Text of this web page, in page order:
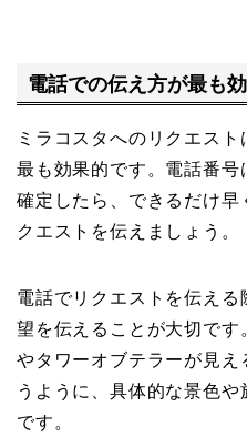
電話での伝え方が最も
ミラコスタへのリクエス
最も効果的です。電話番
確定したら、できるだけ早
クエストを伝えましょう。
電話でリクエストを伝え
望を伝えることが大切で
やタワーオブテラーが見え
うように、具体的な景色
です。